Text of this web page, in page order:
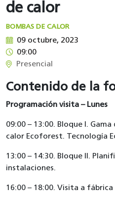
de calor
BOMBAS DE CALOR
09 octubre, 2023
09:00
Presencial
Contenido de la
Programación visita – Lunes
09:00 – 13:00. Bloque I.
calor Ecoforest. Tecnología
13:00 – 14:30. Bloque II.
instalaciones.
16:00 – 18:00. Visita a fábrica